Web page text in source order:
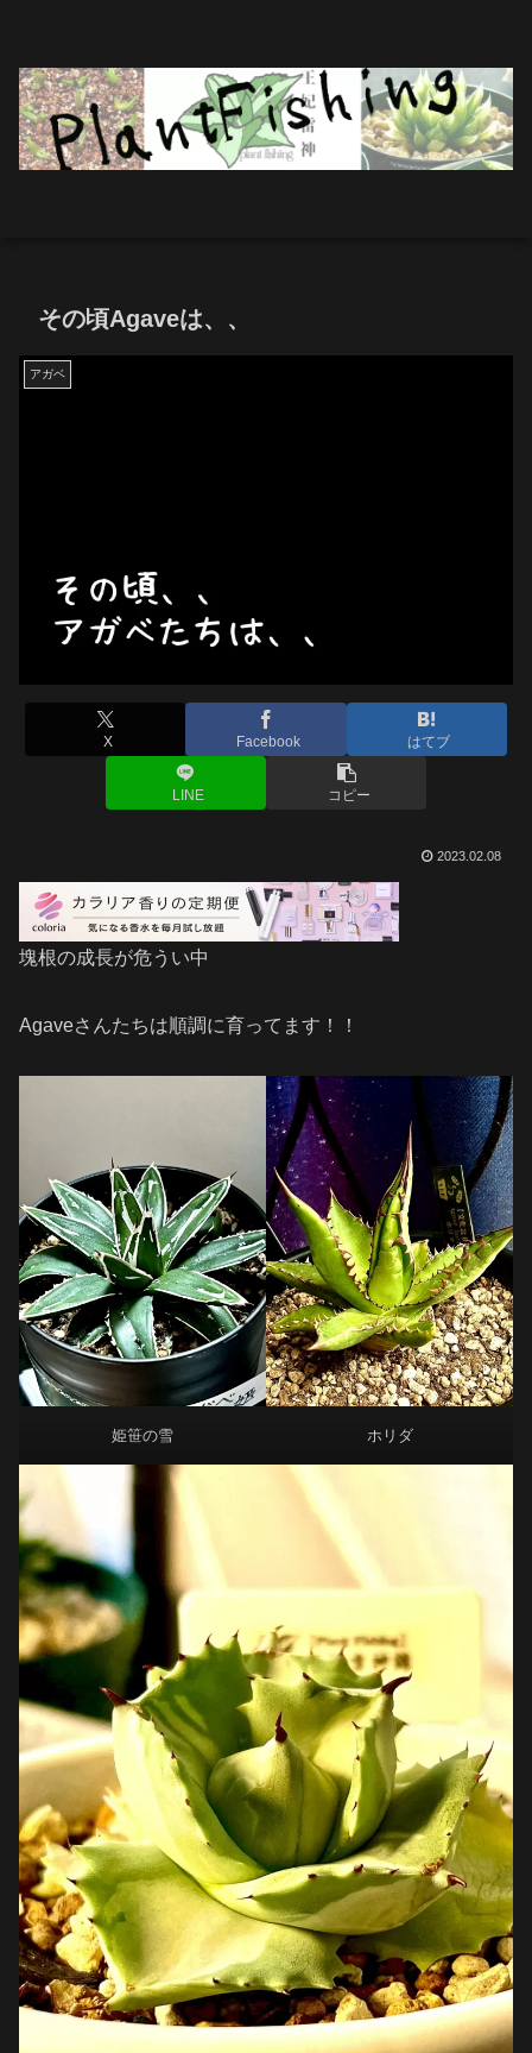
その頃Agaveは、、
アガベ
X Facebook はてブ
LINE コピー
2023.02.08
塊根の成長が危うい中
Agaveさんたちは順調に育ってます！！
姫笹の雪 ホリダ